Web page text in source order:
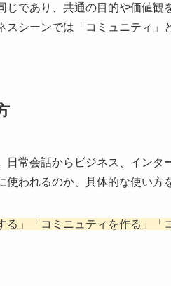
じであり、共通の目的や価値観
スシーンでは「コミュニティ」
日常会話からビジネス、インタ
使われるのか、具体的な使い方
る」「コミニュティを作る」